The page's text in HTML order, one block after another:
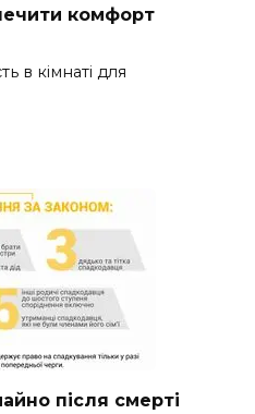
комфорт
в кімнаті для
після смерті